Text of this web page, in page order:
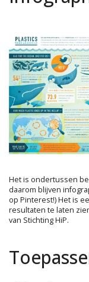
Het is ondertussen
daarom blijven
op Pinterest!) Het is
resultaten te laten
van Stichting HiP.